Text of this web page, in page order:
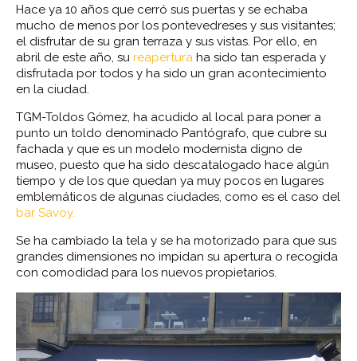
Hace ya 10 años que cerró sus puertas y se echaba
mucho de menos por los pontevedreses y sus visitantes;
el disfrutar de su gran terraza y sus vistas. Por ello, en
abril de este año, su reapertura ha sido tan esperada y
disfrutada por todos y ha sido un gran acontecimiento
en la ciudad.
TGM-Toldos Gómez, ha acudido al local para poner a
punto un toldo denominado Pantógrafo, que cubre su
fachada y que es un modelo modernista digno de
museo, puesto que ha sido descatalogado hace algún
tiempo y de los que quedan ya muy pocos en lugares
emblemáticos de algunas ciudades, como es el caso del
bar Savoy.
Se ha cambiado la tela y se ha motorizado para que sus
grandes dimensiones no impidan su apertura o recogida
con comodidad para los nuevos propietarios.